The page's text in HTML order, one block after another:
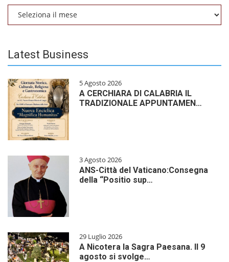
Archivio
Latest Business
5 Agosto 2026
A CERCHIARA DI CALABRIA IL
TRADIZIONALE APPUNTAMEN…
3 Agosto 2026
ANS-Città del Vaticano:Consegna
della “Positio sup…
29 Luglio 2026
A Nicotera la Sagra Paesana. Il 9
agosto si svolge…